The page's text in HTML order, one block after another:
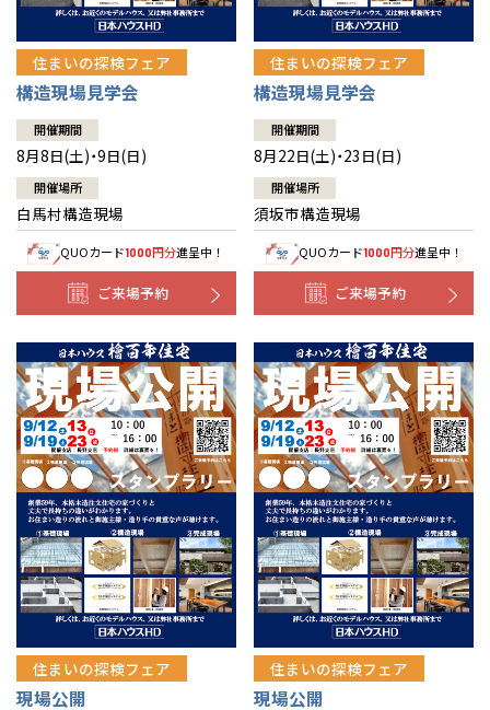
住まいの探検フェア
構造現場見学会
開催期間
8月8日(土)・9日(日)
開催場所
白馬村構造現場
QUOカード1000円分進呈中！
ご来場予約
住まいの探検フェア
構造現場見学会
開催期間
8月22日(土)・23日(日)
開催場所
須坂市構造現場
QUOカード1000円分進呈中！
ご来場予約
住まいの探検フェア
現場公開
住まいの探検フェア
現場公開